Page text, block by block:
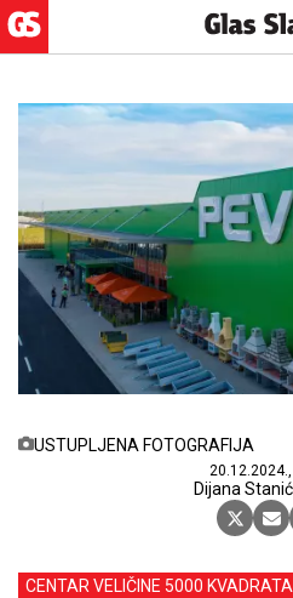
USTUPLJENA FOTOGRAFIJA
Dijana
CENTAR VELIČINE 5000 KVADRATA